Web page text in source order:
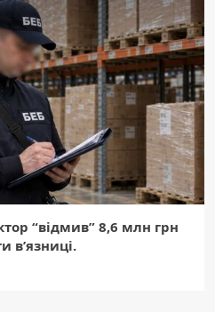
“відмив” 8,6 млн грн
в’язниці.